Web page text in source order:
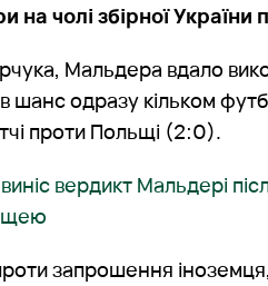
чолі збірної України
Мальдера вдало
шанс одразу кільком
проти Польщі (2:0).
вердикт Мальдері
запрошення